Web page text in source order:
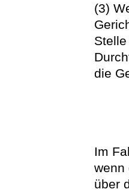
(3)
die
Im
wenn
über